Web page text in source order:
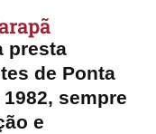
presta
de Ponta
sempre
e